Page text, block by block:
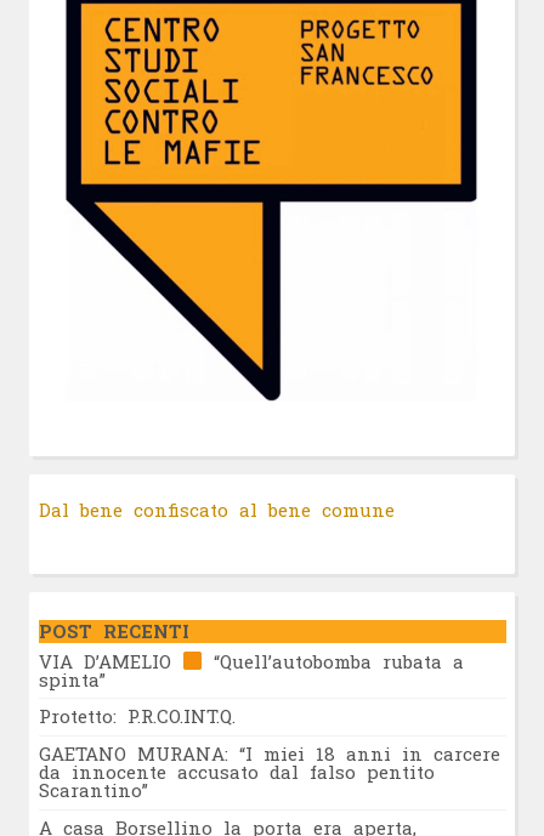
Dal bene confiscato al bene comune
POST RECENTI
VIA D’AMELIO
“Quell’autobomba rubata a
spinta”
Protetto: P.R.CO.INT.Q.
GAETANO MURANA: “I miei 18 anni in carcere
da innocente accusato dal falso pentito
Scarantino”
A casa Borsellino la porta era aperta,